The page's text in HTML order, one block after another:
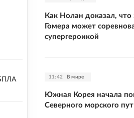
Как Нолан доказал, что
Гомера может
супергероикой
11:42 В мире
Южная Корея начала
Северного морского